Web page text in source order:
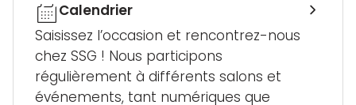
Calendrier
Saisissez l’occasion et rencontrez-nous
chez SSG ! Nous participons
régulièrement à différents salons et
événements, tant numériques que